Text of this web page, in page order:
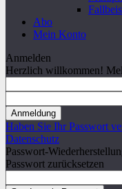
Abo
Mein Konto
Anmelden
Herzlich willkommen!
Haben Sie Ihr Passwort
Datenschutz
Passwort-
Passwort zurücksetzen